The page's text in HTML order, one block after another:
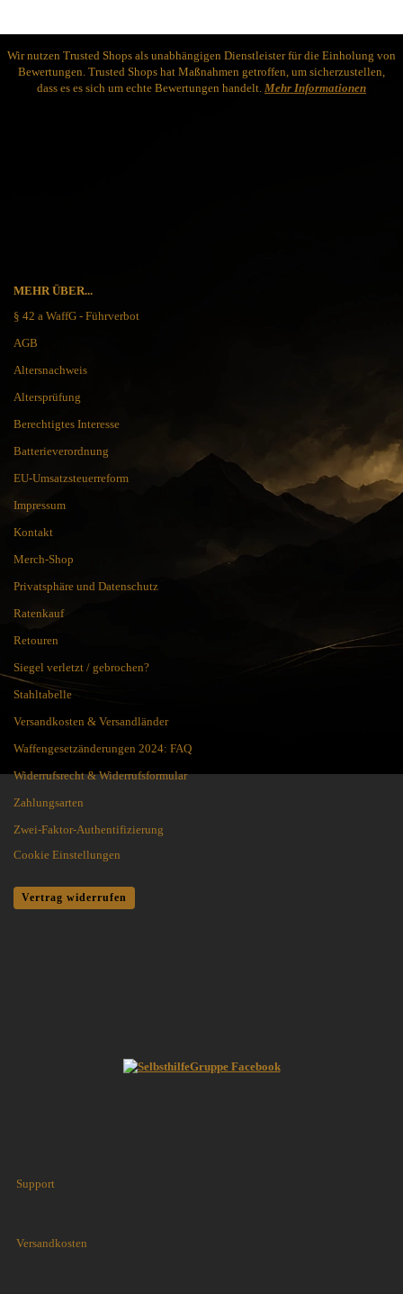
Wir nutzen Trusted Shops als unabhängigen Dienstleister für die Einholung von
Bewertungen. Trusted Shops hat Maßnahmen getroffen, um sicherzustellen,
dass es es sich um echte Bewertungen handelt. Mehr Informationen
MEHR ÜBER...
§ 42 a WaffG - Führverbot
AGB
Altersnachweis
Altersprüfung
Berechtigtes Interesse
Batterieverordnung
EU-Umsatzsteuerreform
Impressum
Kontakt
Merch-Shop
Privatsphäre und Datenschutz
Ratenkauf
Retouren
Siegel verletzt / gebrochen?
Stahltabelle
Versandkosten & Versandländer
Waffengesetzänderungen 2024: FAQ
Widerrufsrecht & Widerrufsformular
Zahlungsarten
Zwei-Faktor-Authentifizierung
Cookie Einstellungen
Vertrag widerrufen
Support
Versandkosten